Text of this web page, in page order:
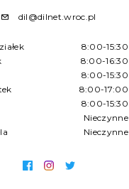
dil@dilnet.wroc.pl
8:00-15:30
8:00-16:30
8:00-15:30
8:00-17:00
8:00-15:30
Nieczynne
Nieczynne